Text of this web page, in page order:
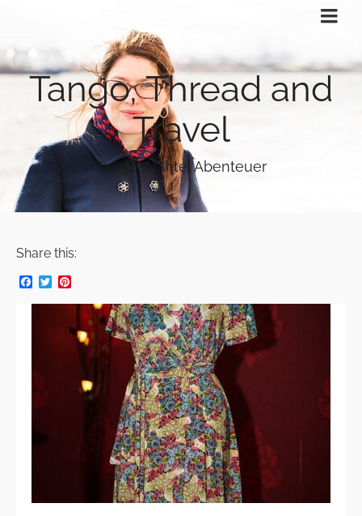
Tango, Thread and
Travel
Tango, Nähte, Abenteuer
Share this:
Facebook
Twitter